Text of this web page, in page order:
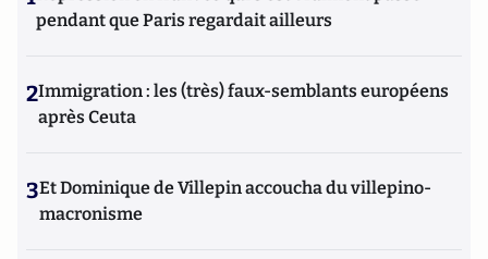
pendant que Paris regardait ailleurs
2Immigration : les (très) faux-semblants européens
après Ceuta
3Et Dominique de Villepin accoucha du villepino-
macronisme